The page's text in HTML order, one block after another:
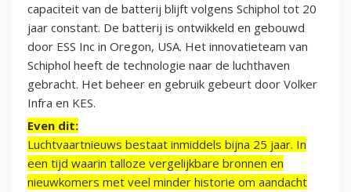
capaciteit van de batterij blijft volgens Schiphol tot 20
jaar constant. De batterij is ontwikkeld en gebouwd
door ESS Inc in Oregon, USA. Het innovatieteam van
Schiphol heeft de technologie naar de luchthaven
gebracht. Het beheer en gebruik gebeurt door Volker
Infra en KES.
Even dit:
Luchtvaartnieuws bestaat inmiddels bijna 25 jaar. In
een tijd waarin talloze vergelijkbare bronnen en
nieuwkomers met veel minder historie om aandacht